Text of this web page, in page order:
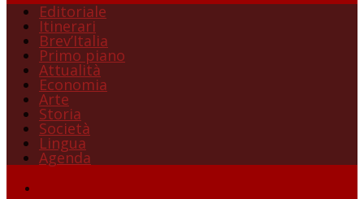
Editoriale
Itinerari
Brev’Italia
Primo piano
Attualità
Economia
Arte
Storia
Società
Lingua
Agenda